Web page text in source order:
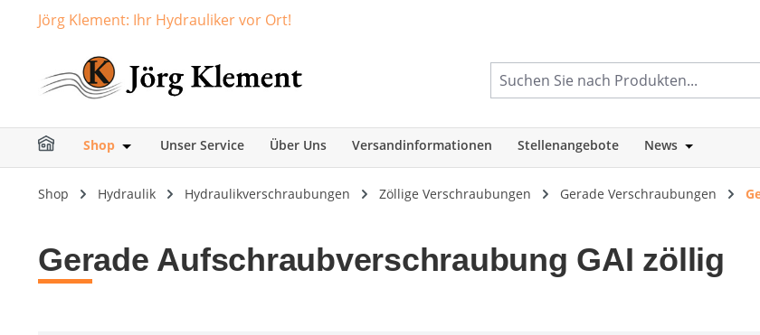
Zur Hauptnavigation springen
Jörg Klement: Ihr Hydrauliker vor Ort!
Shop Öffne oder Schließe das Dropdown der Kategorie Shop
Unser Service Über Uns Versandinformationen Stellenangebote News Öffne oder
Shop Hydraulik Hydraulikverschraubungen Zöllige Verschraubungen Gerade Verschraubungen
Gerade Aufschraubverschraubung GAI zöllig